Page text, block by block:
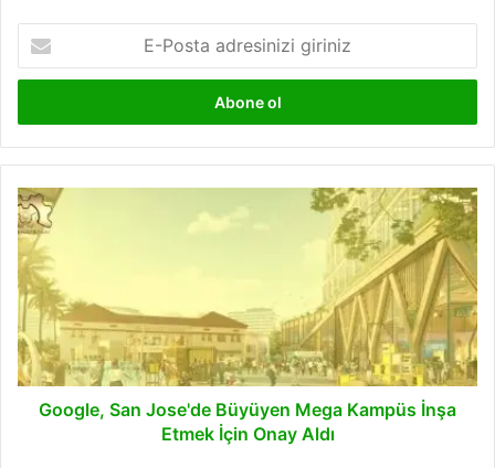
Posta
adresinizi
Google,
San
Jose'de
Büyüyen
Mega
Kampüs
İnşa
Etmek
İçin
OnayGoogle, San Jose'de Büyüyen Mega Kampüs İnşa
Etmek İçin Onay Aldı